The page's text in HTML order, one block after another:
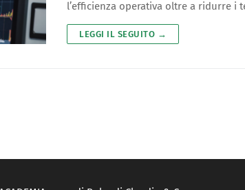
l’efficienza operativa oltre a ridurre i
LEGGI IL SEGUITO →